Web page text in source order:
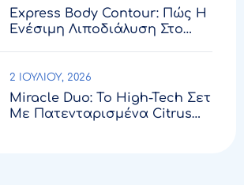
Express Body Contour: Πώς Η
Ενέσιμη Λιποδιάλυση Στο
Εβδομάδες
Miracle Duo: Το High-Tech Σετ
Με Πατενταρισμένα Citrus
2 ΙΟΥΛΊΟΥ, 2026